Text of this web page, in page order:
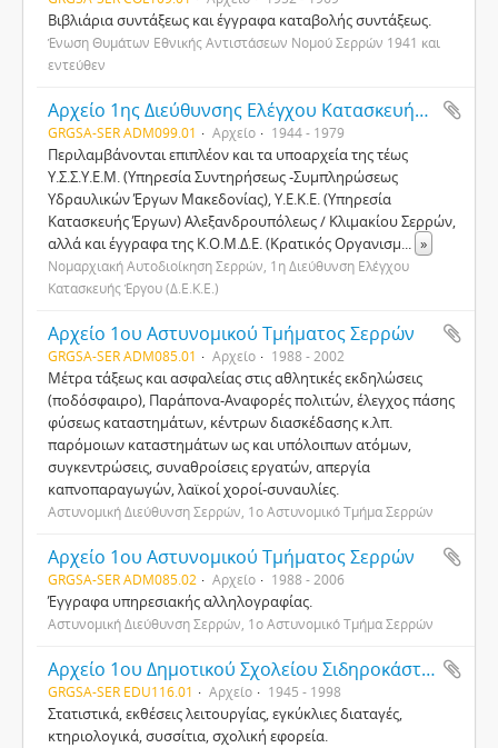
Βιβλιάρια συντάξεως και έγγραφα καταβολής συντάξεως.
Ένωση Θυμάτων Εθνικής Αντιστάσεων Νομού Σερρών 1941 και
εντεύθεν
Αρχείο 1ης Διεύθυνσης Ελέγχου Κατασκευής Έργου (Δ.Ε.Κ.Ε.) Νομαρχίας Σερρών
GRGSA-SER ADM099.01 Αρχείο 1944 - 1979
Περιλαμβάνονται επιπλέον και τα υποαρχεία της τέως
Υ.Σ.Σ.Υ.Ε.Μ. (Υπηρεσία Συντηρήσεως -Συμπληρώσεως
Υδραυλικών Έργων Μακεδονίας), Υ.Ε.Κ.Ε. (Υπηρεσία
Κατασκευής Έργων) Αλεξανδρουπόλεως / Κλιμακίου Σερρών,
αλλά και έγγραφα της Κ.Ο.Μ.Δ.Ε. (Κρατικός Οργανισμ... »
Νομαρχιακή Αυτοδιοίκηση Σερρών, 1η Διεύθυνση Ελέγχου
Κατασκευής Έργου (Δ.Ε.Κ.Ε.)
Αρχείο 1ου Αστυνομικού Τμήματος Σερρών
GRGSA-SER ADM085.01 Αρχείο 1988 - 2002
Μέτρα τάξεως και ασφαλείας στις αθλητικές εκδηλώσεις
(ποδόσφαιρο), Παράπονα-Αναφορές πολιτών, έλεγχος πάσης
φύσεως καταστημάτων, κέντρων διασκέδασης κ.λπ.
παρόμοιων καταστημάτων ως και υπόλοιπων ατόμων,
συγκεντρώσεις, συναθροίσεις εργατών, απεργία
καπνοπαραγωγών, λαϊκοί χοροί-συναυλίες.
Αστυνομική Διεύθυνση Σερρών, 1ο Αστυνομικό Τμήμα Σερρών
Αρχείο 1ου Αστυνομικού Τμήματος Σερρών
GRGSA-SER ADM085.02 Αρχείο 1988 - 2006
Έγγραφα υπηρεσιακής αλληλογραφίας.
Αστυνομική Διεύθυνση Σερρών, 1ο Αστυνομικό Τμήμα Σερρών
Αρχείο 1ου Δημοτικού Σχολείου Σιδηροκάστρου
GRGSA-SER EDU116.01 Αρχείο 1945 - 1998
Στατιστικά, εκθέσεις λειτουργίας, εγκύκλιες διαταγές,
κτηριολογικά, συσσίτια, σχολική εφορεία.